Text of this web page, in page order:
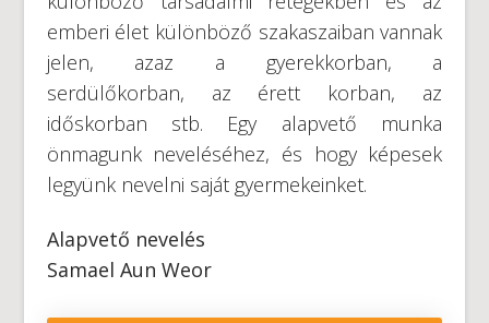
emberi élet különböző szakaszaiban vannak
jelen, azaz a gyerekkorban, a
serdülőkorban, az érett korban, az
időskorban stb. Egy alapvető munka
önmagunk neveléséhez, és hogy képesek
legyünk nevelni saját gyermekeinket.
Alapvető nevelés
Samael Aun Weor